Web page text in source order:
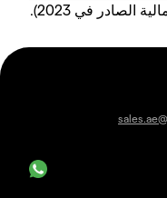
الصادر في 2023).